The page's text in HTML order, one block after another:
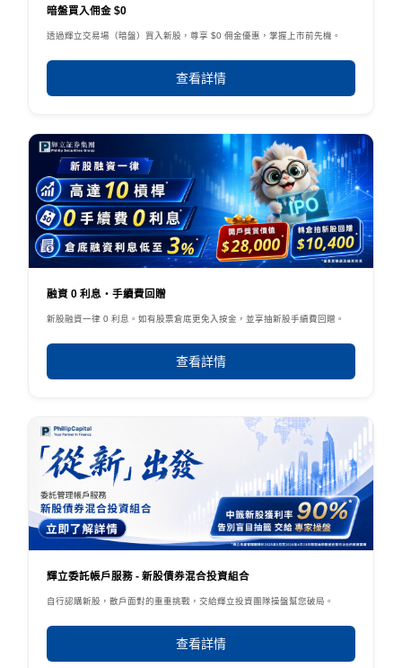
暗盤買入佣金 $0
透過輝立交易場（暗盤）買入新股，尊享 $0 佣金優惠，掌握上市前先機。
查看詳情
融資 0 利息・手續費回贈
新股融資一律 0 利息。如有股票倉底更免入按金，並享抽新股手續費回贈。
查看詳情
輝立委託帳戶服務 - 新股債券混合投資組合
自行認購新股，散戶面對的重重挑戰，交給輝立投資團隊操盤幫您破局。
查看詳情